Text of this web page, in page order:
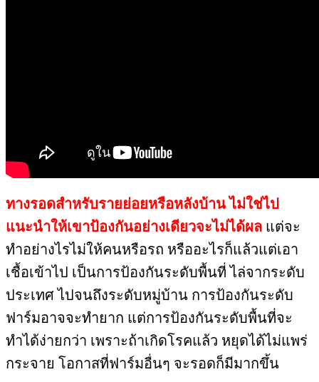
ทางรอดสำหรับรายย่อย​หรือหลังบ้าน ไม่ใช่ไป
แนะนำให้เขาป้องกัน​อย่างเดียวจะไม่ได้ผล ​แต่จะ
ทำอย่างไรไม่ให้คนหรือรถ หรืออะไรก็แล้วแต่เอา
เชื้อเข้าไป​ เป็นการป้องกันระดับพื้นที่​ ไล่จากระดับ
ประเทศ​ ไปจนถึงระดับหมู่บ้าน​ การป้องกันระดับ
ฟาร์ม​อาจจะทำยาก​ แต่การป้องกันระดับพื้นที่​จะ
ทำได้ง่ายกว่า​ เพราะถ้าเกิดโรคแล้ว​ หยุดได้ไม่แพร่
กระจาย​ โอกาสที่ฟาร์มอื่นๆ จะรอดก็มีมากขึ้น